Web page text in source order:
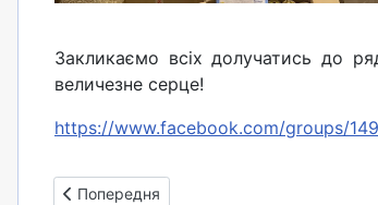
Закликаємо всіх долучатись до
величезне серце!
https://www.facebook.com/groups/
Попередня стаття: Волонтерство для нас
Попередня